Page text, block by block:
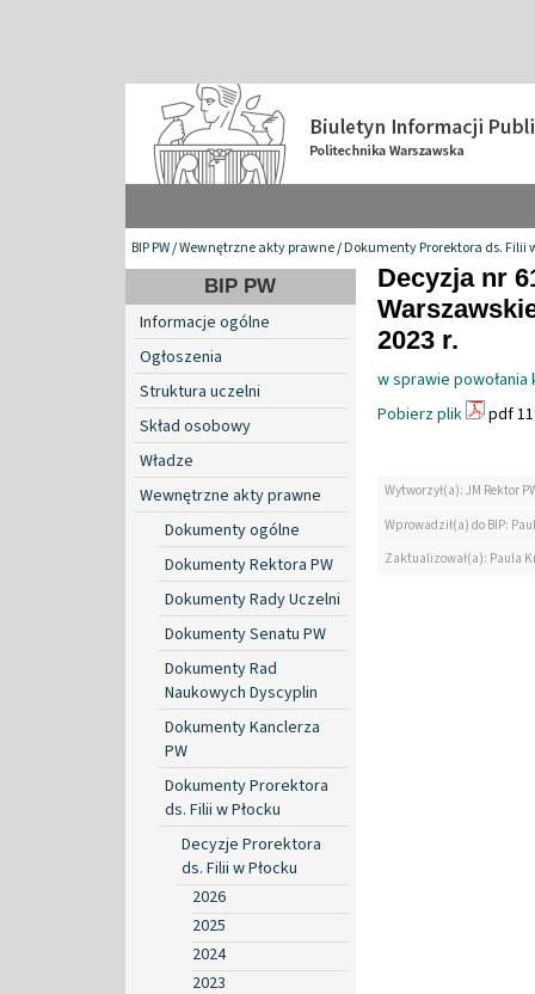
BIP PW/Wewnętrzne akty prawne/Dokumenty Prorektora ds. Filii
BIP PW
Informacje ogólne
Ogłoszenia
Struktura uczelni
Skład osobowy
Władze
Wewnętrzne akty prawne
Dokumenty ogólne
Dokumenty Rektora PW
Dokumenty Rady Uczelni
Dokumenty Senatu PW
Dokumenty Rad
Naukowych Dyscyplin
Dokumenty Kanclerza
PW
Dokumenty Prorektora
ds. Filii w Płocku
Decyzje Prorektora
ds. Filii w Płocku
2026
2025
2024
2023
Decyzja nr
2023 r.
w sprawie
Pobierz plik
pdf
Wytworzył(a): JM Rektor
Wprowadził(a) do BIP:
Zaktualizował(a): Paula